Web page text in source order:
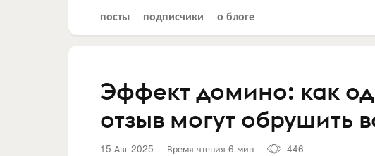
посты подписчики о блоге
Эффект домино: как
отзыв могут обрушить
15 Авг 2025 Время чтения 6 мин 446